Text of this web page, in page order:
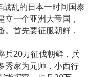
乱的日本一时间国泰
一个亚洲大帝国，
首先要征服朝鲜，
20万征伐朝鲜，兵
秀家为元帅，小西行